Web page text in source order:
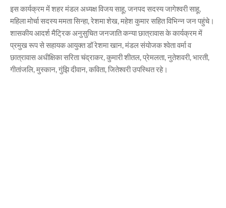
इस कार्यक्रम में शहर मंडल अध्यक्ष विजय साहू, जनपद सदस्य जागेश्वरी साहू,
महिला मोर्चा सदस्य ममता सिन्हा, रेशमा शेख, महेश कुमार सहित विभिन्न जन पहुंचे।
शासकीय आदर्श मैट्रिक अनुसुचित जनजाति कन्या छात्रावास के कार्यक्रम में
प्रमुख रूप से सहायक आयुक्त डॉ रेशमा खान, मंडल संयोजक श्वेता वर्मा व
छात्रावास अधीक्षिका सरिता चंद्राकर, कुमारी शीतल, प्रेमलता, नुतेशवरी, भारती,
गीतांजलि, मुस्कान, गुंझि दीवान, कविता, जितेश्वरी उपस्थित रहे।